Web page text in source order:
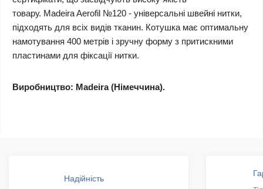
товару. Madeira Aerofil №120 - універсальні швейні нитки,
підходять для всіх видів тканин. Котушка має оптимальну
намотування 400 метрів і зручну форму з притискними
пластинами для фіксації нитки.
Виробництво: Madeira (Німеччина).
Надійність